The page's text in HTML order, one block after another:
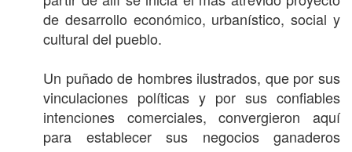
de desarrollo económico, urbanístico, social y
cultural del pueblo.
Un puñado de hombres ilustrados, que por sus
vinculaciones políticas y por sus confiables
intenciones comerciales, convergieron aquí
para establecer sus negocios ganaderos